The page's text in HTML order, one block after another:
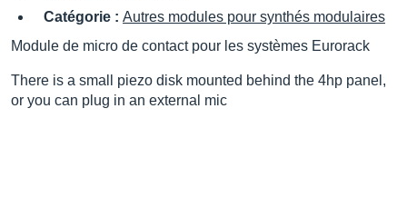
Catégorie : Autres modules pour synthés modulaires
Module de micro de contact pour les systèmes Eurorack
There is a small piezo disk mounted behind the 4hp panel,
or you can plug in an external mic